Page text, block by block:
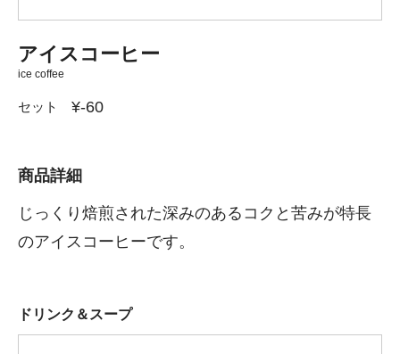
アイスコーヒー
ice coffee
セット ¥-60
商品詳細
じっくり焙煎された深みのあるコクと苦みが特長
のアイスコーヒーです。
ドリンク＆スープ